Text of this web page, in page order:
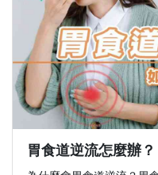
胃食道逆流怎麼辦